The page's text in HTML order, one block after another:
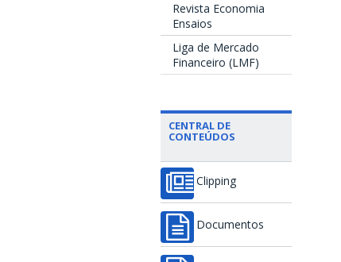
Revista Economia
Ensaios
Liga de Mercado
Financeiro (LMF)
CENTRAL DE
CONTEÚDOS
Clipping
Documentos